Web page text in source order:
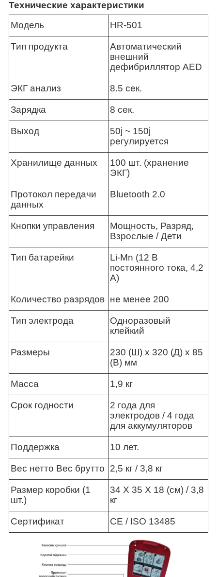
Технические характеристики
Модель
HR-501
Тип продукта
Автоматический
внешний
дефибриллятор AED
ЭКГ анализ 8.5 сек.
Зарядка 8 сек.
Выход
50j ~ 150j
регулируется
Хранилище данных
100 шт. (хранение
ЭКГ)
Протокол передачи
данных
Bluetooth 2.0
Кнопки управления
Мощность, Разряд,
Взрослые / Дети
Тип батарейки
Li-Mn (12 В
постоянного тока, 4,2
А)
Количество разрядов не менее 200
Тип электрода
Одноразовый
клейкий
Размеры
230 (Ш) x 320 (Д) x 85
(В) мм
Масса 1,9 кг
Срок годности
2 года для
электродов / 4 года
для аккумуляторов
Поддержка 10 лет.
Вес нетто Вес брутто 2,5 кг / 3,8 кг
Размер коробки (1
шт.)
34 X 35 X 18 (см) / 3,8
кг
Сертификат CE / ISO 13485